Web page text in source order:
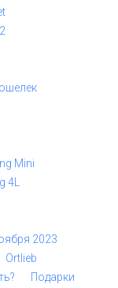
Mini
4L
2023
Ortlieb
Подарки